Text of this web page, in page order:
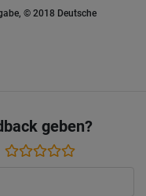
© 2018 Deutsche
geben?